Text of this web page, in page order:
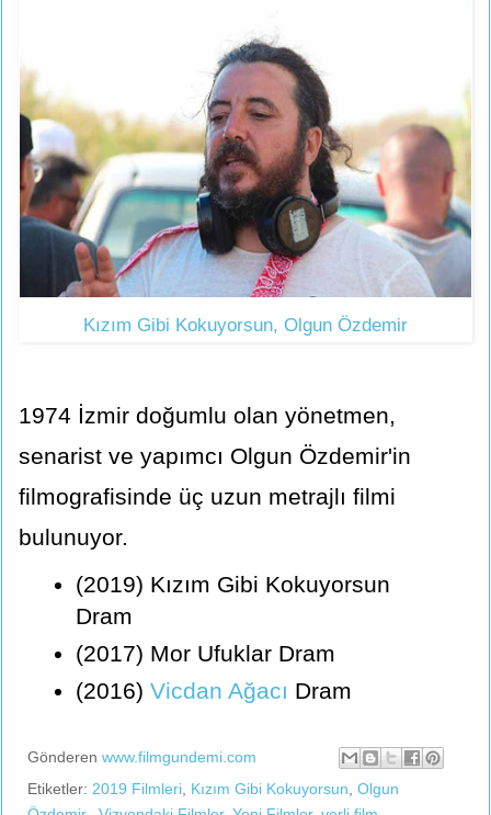
Kızım Gibi Kokuyorsun, Olgun Özdemir
1974 İzmir doğumlu olan yönetmen,
senarist ve yapımcı Olgun Özdemir'in
filmografisinde üç uzun metrajlı filmi
bulunuyor.
(2019) Kızım Gibi Kokuyorsun
Dram
(2017) Mor Ufuklar Dram
(2016) Vicdan Ağacı Dram
Gönderen www.filmgundemi.com
Etiketler: 2019 Filmleri, Kızım Gibi Kokuyorsun, Olgun